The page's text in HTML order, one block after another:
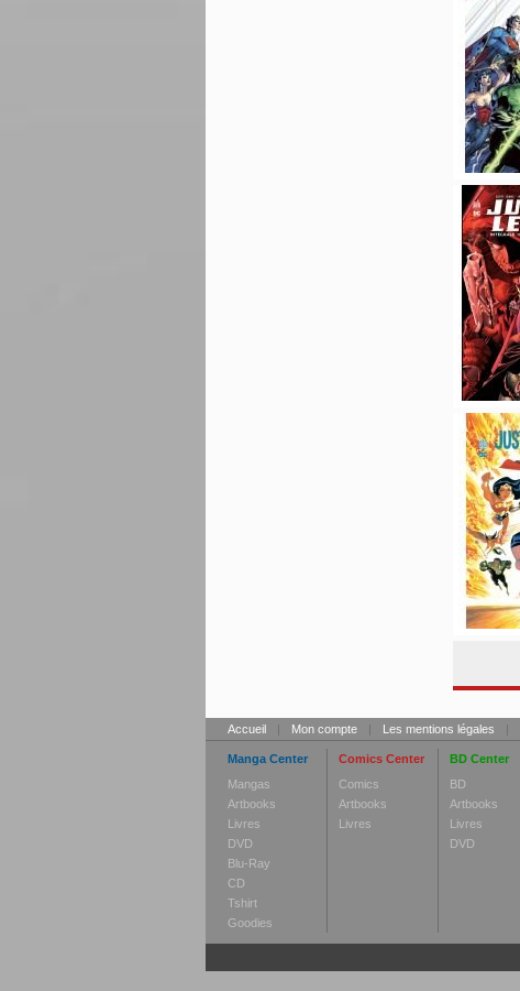
Accueil | Mon compte | Les mentions légales |
Manga Center
Mangas
Artbooks
Livres
DVD
Blu-Ray
CD
Tshirt
Goodies
Comics Center
Comics
Artbooks
Livres
BD Center
BD
Artbooks
Livres
DVD